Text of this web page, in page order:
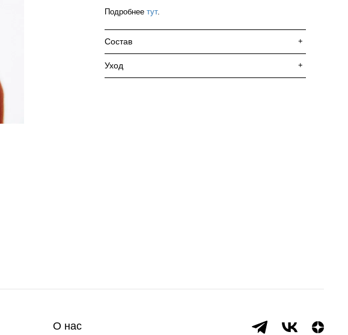
Подробнее тут.
Состав +
Уход +
О нас